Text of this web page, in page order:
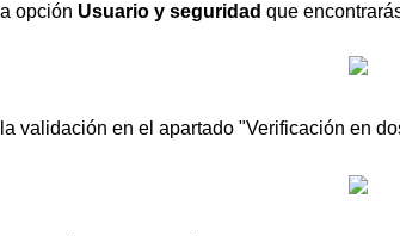
opción Usuario y seguridad que
validación en el apartado "Verificación en